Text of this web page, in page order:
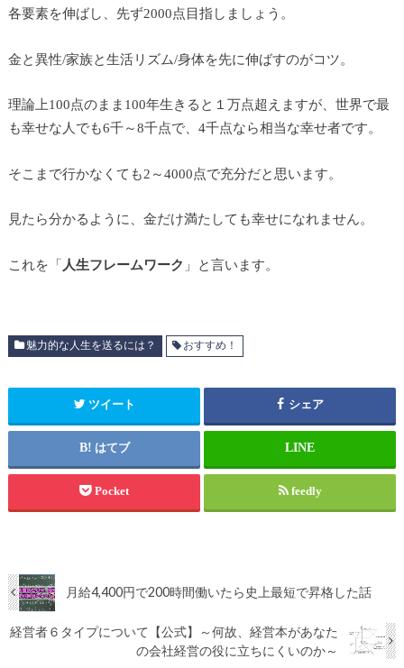
各要素を伸ばし、先ず2000点目指しましょう。
金と異性/家族と生活リズム/身体を先に伸ばすのがコツ。
理論上100点のまま100年生きると１万点超えますが、世界で最
も幸せな人でも6千～8千点で、4千点なら相当な幸せ者です。
そこまで行かなくても2～4000点で充分だと思います。
見たら分かるように、金だけ満たしても幸せになれません。
これを「 人生フレームワーク 」と言います。
魅力的な人生を送るには？ おすすめ！
ツイート シェア
はてブ
Pocket feedly
月給4,400円で200時間働いたら史上最短で昇格した話
経営者６タイプについて【公式】～何故、経営本があなた
の会社経営の役に立ちにくいのか～